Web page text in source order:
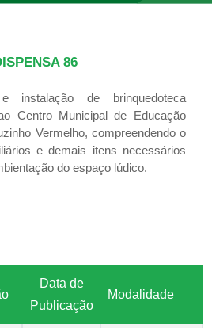
86
instalação de brinquedoteca
Centro Municipal de Educação
Vermelho, compreendendo o
e demais itens necessários
do espaço lúdico.
Data de
Publicação
Modalidade